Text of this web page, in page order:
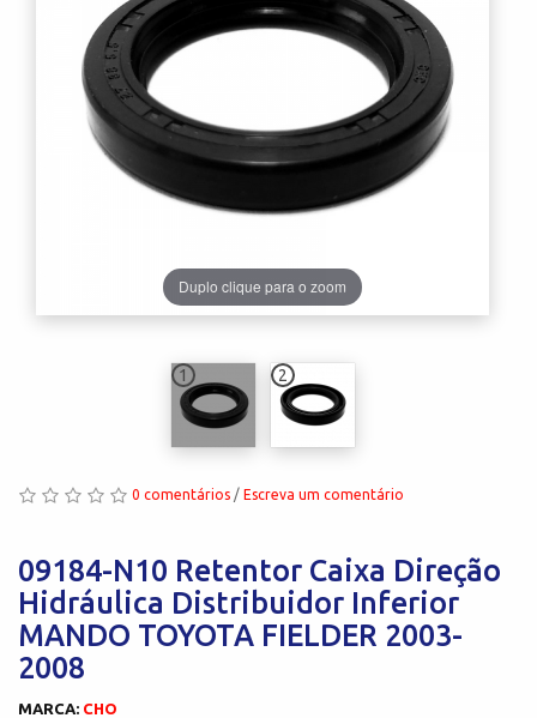
1 2
Duplo clique para o zoom
0 comentários / Escreva um comentário
09184-N10 Retentor Caixa Direção
Hidráulica Distribuidor Inferior
MANDO TOYOTA FIELDER 2003-
2008
MARCA: CHO